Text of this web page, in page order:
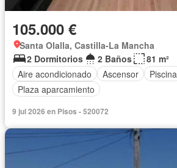
105.000 €
Santa Olalla, Castilla-La Mancha
2 Dormitorios
2 Baños
81 m²
Aire acondicionado
Ascensor
Piscina
Plaza aparcamiento
9 jul 2026 en Pisos - 520072